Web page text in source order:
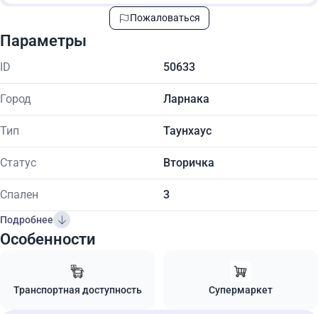
Пожаловаться
Параметры
ID 50633
Город Ларнака
Тип Таунхаус
Статус Вторичка
Спален 3
Подробнее
Особенности
Транспортная доступность Супермаркет